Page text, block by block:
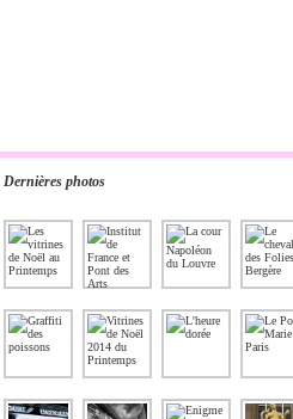
Dernières photos